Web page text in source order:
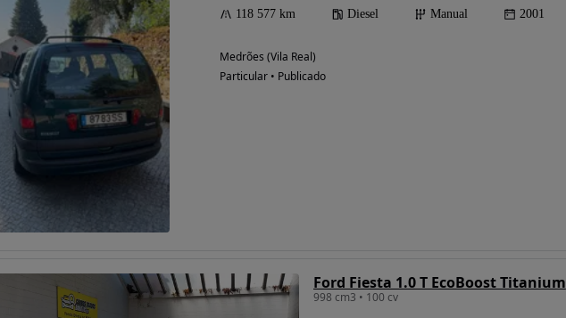
118 577 km Diesel Manual 2001
Medrões (Vila Real)
Particular • Publicado
Ford Fiesta 1.0 T EcoBoost Titanium
998 cm3 • 100 cv